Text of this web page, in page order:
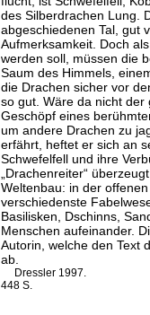
des Silberdrachen Lung.
abgeschiedenen Tal, gut
Aufmerksamkeit. Doch
werden soll, müssen die
Saum des Himmels,
die Drachen sicher vor
so gut. Wäre da nicht
Geschöpf eines
um andere Drachen zu
erfährt, heftet er sich an
Schwefelfell und ihre
„Drachenreiter“
Weltenbau: in der
verschiedenste
Basilisken, Dschinns,
Menschen aufeinander.
Autorin, welche den Text
ab.
Dressler 1997.
448 S.